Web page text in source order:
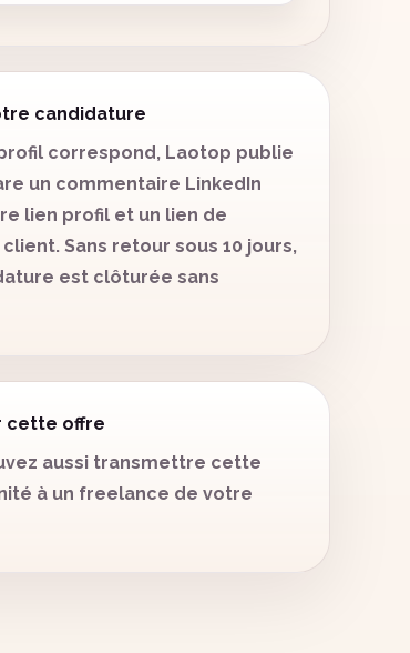
candidature
correspond, Laotop publie
un commentaire LinkedIn
lien profil et un lien de
Sans retour sous 10 jours,
est clôturée sans
cette offre
aussi transmettre cette
à un freelance de votre